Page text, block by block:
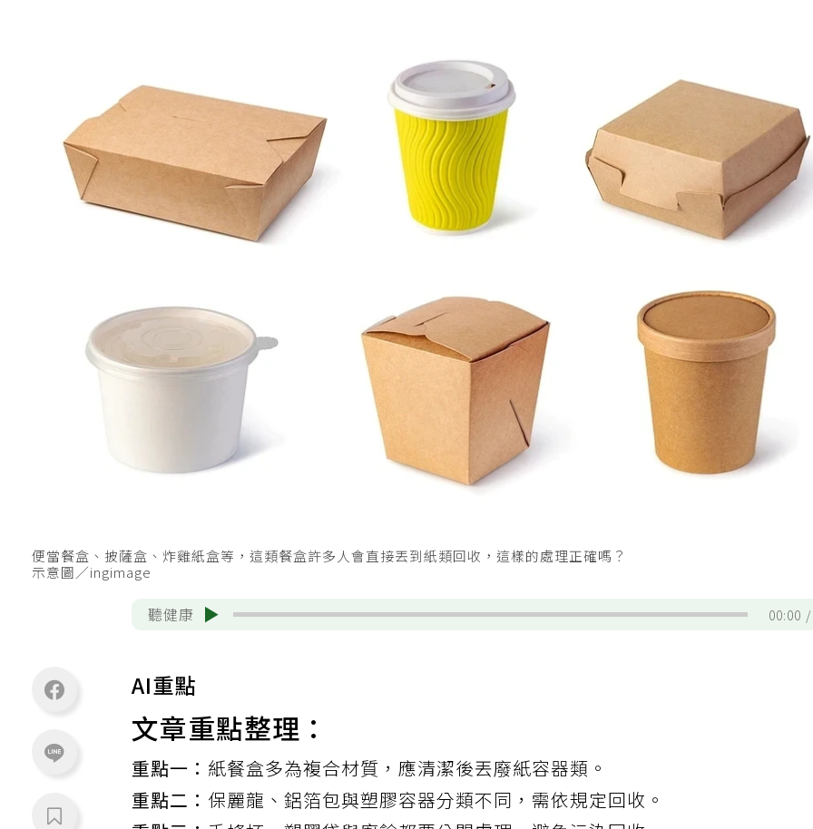
便當餐盒、披薩盒、炸雞紙盒等，這類餐盒許多人會直接丟到紙類回收，這樣的處理正確嗎？
示意圖／ingimage
聽健康 00:00
AI重點
文章重點整理：
重點一： 紙餐盒多為複合材質，應清潔後丟廢紙容器類。
重點二： 保麗龍、鋁箔包與塑膠容器分類不同，需依規定回收。